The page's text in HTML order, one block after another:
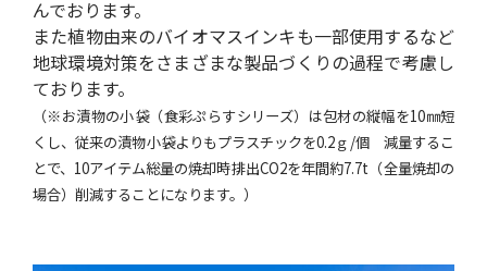
んでおります。
また植物由来のバイオマスインキも一部使用するなど
地球環境対策をさまざまな製品づくりの過程で考慮し
ております。
（※お漬物の小袋（食彩ぷらすシリーズ）は包材の縦幅を10㎜短
くし、従来の漬物小袋よりもプラスチックを0.2ｇ/個 減量するこ
とで、10アイテム総量の焼却時排出CO2を年間約7.7t（全量焼却の
場合）削減することになります。）